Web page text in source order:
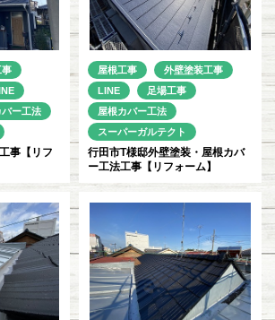
事
バー工法
事【リフ
屋根工事
外壁塗装工事
LINE
足場工事
屋根カバー工法
スーパーガルテクト
行田市T様邸外壁塗装・屋根カバ
ー工法工事【リフォーム】